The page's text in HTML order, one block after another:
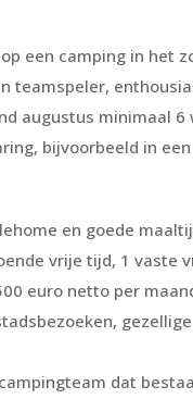
een camping in het
teamspeler,
augustus minimaal 6
bijvoorbeeld in
en goede
vrije tijd, 1 vaste
euro netto per
dat